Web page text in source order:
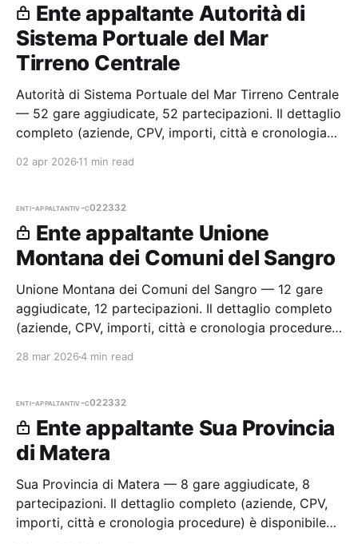
Ente appaltante Autorità di
Sistema Portuale del Mar
Tirreno Centrale
Autorità di Sistema Portuale del Mar Tirreno Centrale
— 52 gare aggiudicate, 52 partecipazioni. Il dettaglio
completo (aziende, CPV, importi, città e cronologia
02 apr 2026 11 min read
enti-appaltantiv-c022332
Ente appaltante Unione
Montana dei Comuni del Sangro
Unione Montana dei Comuni del Sangro — 12 gare
aggiudicate, 12 partecipazioni. Il dettaglio completo
(aziende, CPV, importi, città e cronologia procedure)
28 mar 20264 min read
enti-appaltantiv-c022332
Ente appaltante Sua Provincia
di Matera
Sua Provincia di Matera — 8 gare aggiudicate, 8
partecipazioni. Il dettaglio completo (aziende, CPV,
importi, città e cronologia procedure) è disponibile